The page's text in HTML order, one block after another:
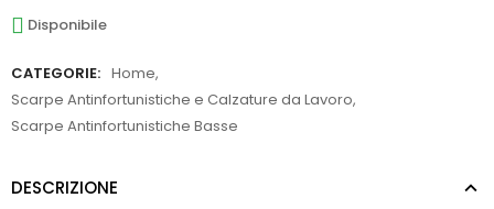
Disponibile
CATEGORIE: Home,
Scarpe Antinfortunistiche e Calzature da Lavoro,
Scarpe Antinfortunistiche Basse
DESCRIZIONE